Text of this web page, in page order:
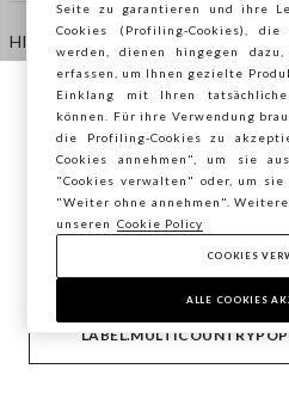
HILFE
AGENTUR
KONTAKTE
Copyright © Ovs S.p.A.
Kap.
Sie surfen auf der Seite
Österreich, möchten Sie
speichern?
Seite zu garantieren und ihre
Cookies (Profiling-Cookies),
werden, dienen hingegen
erfassen, um Ihnen gezielte
Einklang mit Ihren
können. Für ihre Verwendung
die Profiling-Cookies zu
Cookies annehmen", um sie
"Cookies verwalten" oder, um
"Weiter ohne annehmen".
unseren
Cookie Policy
COOKIES
ALLE COOKIES